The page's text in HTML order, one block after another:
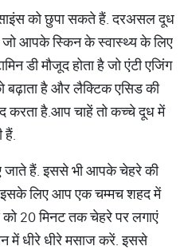
को छुपा सकते हैं. दरअसल दूध
है जो आपके स्किन के स्वास्थ्य के लिए
डी मौजूद होता है जो एंटी एजिंग
बढ़ाता है और लैक्टिक एसिड की
करता है.आप चाहें तो कच्चे दूध में
हैं.
जाते हैं. इससे भी आपके चेहरे की
इसके लिए आप एक चम्मच शहद में
20 मिनट तक चेहरे पर लगाएं
में धीरे धीरे मसाज करें. इससे